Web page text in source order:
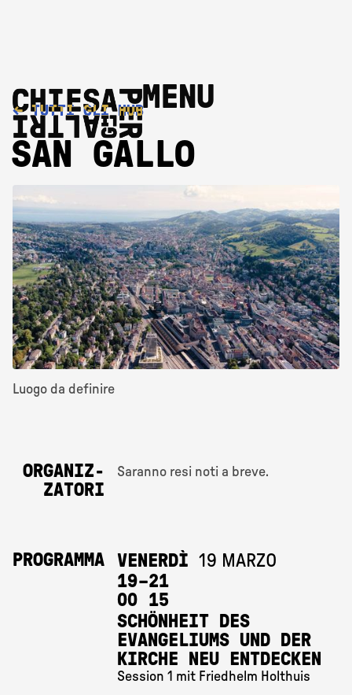
MENU
←TUTTI GLI HUB
SAN GALLO
Luogo da definire
ORGANIZ­
ZATORI
Saranno resi noti a breve.
PROGRAMMA VENERDÌ 19 MARZO
19
00
–21
15
SCHÖNHEIT DES
EVANGELIUMS UND DER
KIRCHE NEU ENTDECKEN
Session 1 mit Friedhelm Holthuis